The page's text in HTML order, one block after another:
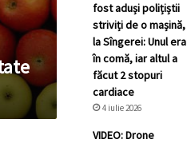
fost aduși polițiștii
striviți de o mașină,
la Sîngerei: Unul era
în comă, iar altul a
făcut 2 stopuri
cardiace
4 iulie 2026
VIDEO: Drone